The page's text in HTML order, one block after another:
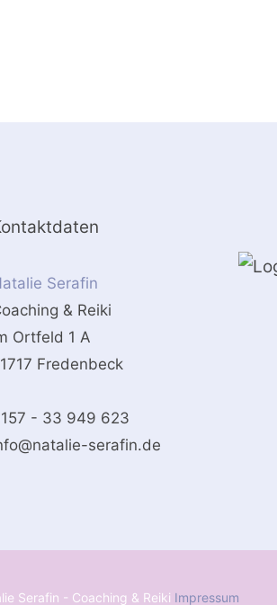
Serafin
& Reiki
Ortfeld 1 A
Fredenbeck
- 33 949 623
serafin.de
Serafin - Coaching & Reiki Impressum